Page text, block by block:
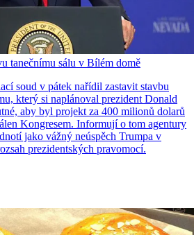
tanečnímu sálu v Bílém domě
soud v pátek nařídil zastavit stavbu
který si naplánoval prezident Donald
aby byl projekt za 400 milionů dolarů
Kongresem. Informují o tom agentury
jako vážný neúspěch Trumpa v
prezidentských pravomocí.